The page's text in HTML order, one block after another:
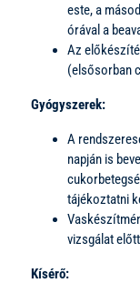
este, a
órával a
Az
(elsősorban
Gyógyszerek:
A
napján is
tájékoztatni
vizsgálat
Kísérő: